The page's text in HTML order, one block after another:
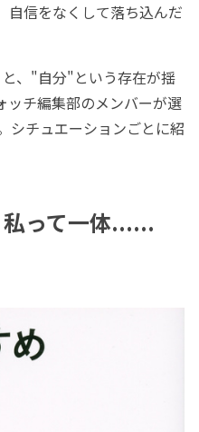
自信をなくして落ち込んだ
、"自分"という存在が揺
ッチ編集部のメンバーが選
シチュエーションごとに紹
って一体......